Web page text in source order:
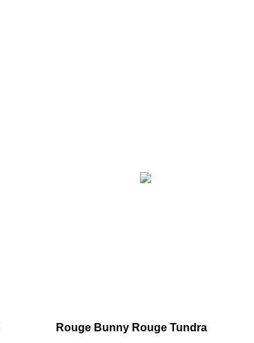
Rouge Bunny Rouge Tundra